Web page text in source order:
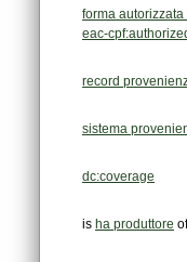
forma autorizzata
eac-
record
sistema
dc:coverage
is ha produttore of